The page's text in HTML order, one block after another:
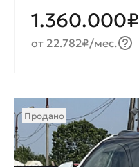
1.360.000₽
от 22.782₽/мес.
Продано